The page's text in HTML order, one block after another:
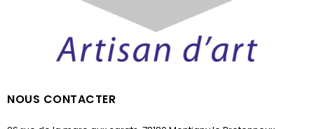
NOUS CONTACTER